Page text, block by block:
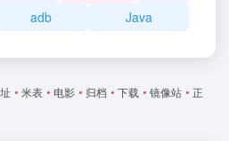
adb Java
• 米表 • 电影 • 归档 • 下载 • 镜像站 • 正